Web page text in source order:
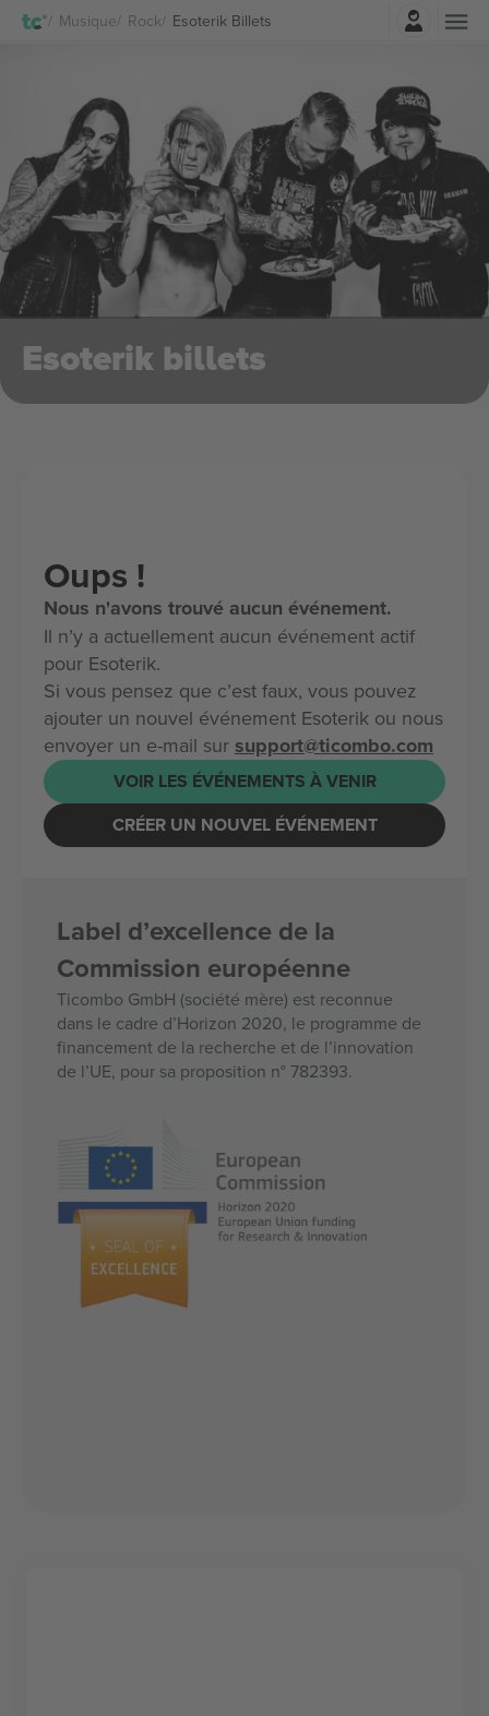
Musique Rock Esoterik BilletsConnexion
Esoterik billets
Oups !
Nous n'avons trouvé aucun événement.
Il n’y a actuellement aucun événement actif
pour Esoterik.
Si vous pensez que c’est faux, vous pouvez
ajouter un nouvel événement Esoterik ou nous
envoyer un e-mail sur support@ticombo.com
VOIR LES ÉVÉNEMENTS À VENIR
CRÉER UN NOUVEL ÉVÉNEMENT
Label d’excellence de la
Commission européenne
Ticombo GmbH (société mère) est reconnue
dans le cadre d’Horizon 2020, le programme de
financement de la recherche et de l’innovation
de l’UE, pour sa proposition n° 782393.